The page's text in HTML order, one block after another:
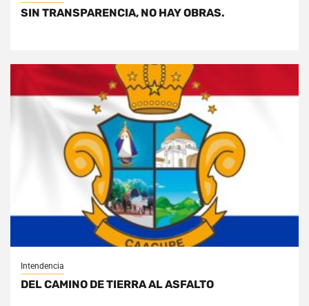
SIN TRANSPARENCIA, NO HAY OBRAS.
Intendencia
DEL CAMINO DE TIERRA AL ASFALTO